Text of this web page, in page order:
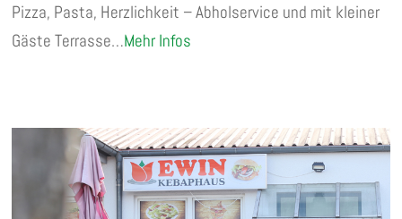
Pizza, Pasta, Herzlichkeit – Abholservice und mit kleiner
Gäste Terrasse…Mehr Infos